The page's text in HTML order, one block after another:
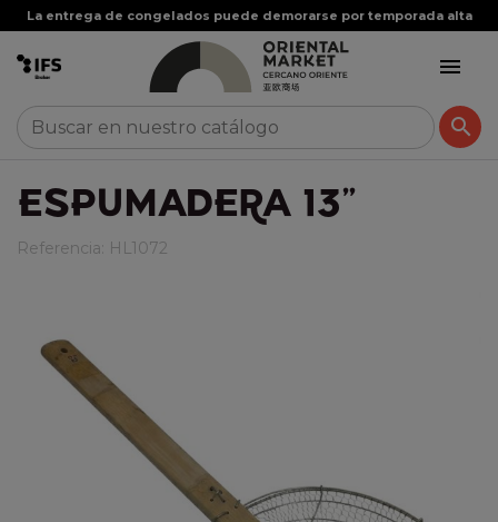
La entrega de congelados puede demorarse por temporada alta


ESPUMADERA 13"
Referencia: HL1072